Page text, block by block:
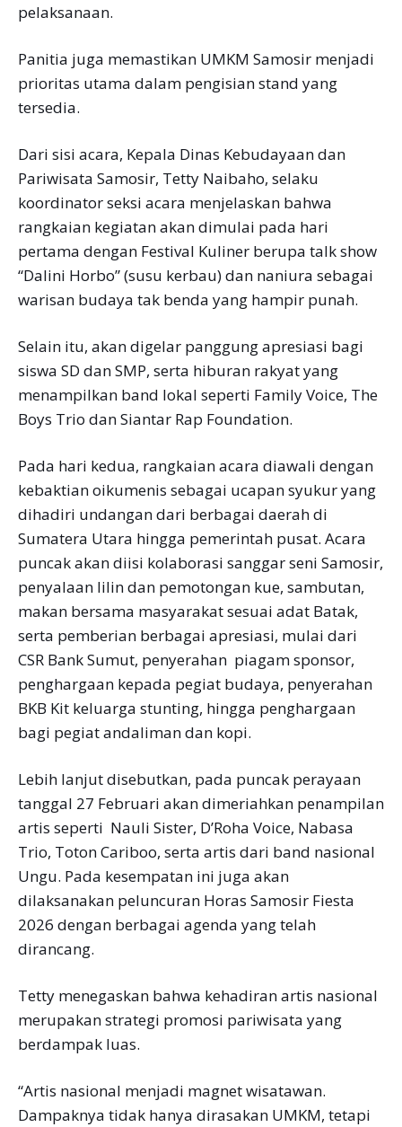
pelaksanaan.
Panitia juga memastikan UMKM Samosir menjadi
prioritas utama dalam pengisian stand yang
tersedia.
Dari sisi acara, Kepala Dinas Kebudayaan dan
Pariwisata Samosir, Tetty Naibaho, selaku
koordinator seksi acara menjelaskan bahwa
rangkaian kegiatan akan dimulai pada hari
pertama dengan Festival Kuliner berupa talk show
“Dalini Horbo” (susu kerbau) dan naniura sebagai
warisan budaya tak benda yang hampir punah.
Selain itu, akan digelar panggung apresiasi bagi
siswa SD dan SMP, serta hiburan rakyat yang
menampilkan band lokal seperti Family Voice, The
Boys Trio dan Siantar Rap Foundation.
Pada hari kedua, rangkaian acara diawali dengan
kebaktian oikumenis sebagai ucapan syukur yang
dihadiri undangan dari berbagai daerah di
Sumatera Utara hingga pemerintah pusat. Acara
puncak akan diisi kolaborasi sanggar seni Samosir,
penyalaan lilin dan pemotongan kue, sambutan,
makan bersama masyarakat sesuai adat Batak,
serta pemberian berbagai apresiasi, mulai dari
CSR Bank Sumut, penyerahan piagam sponsor,
penghargaan kepada pegiat budaya, penyerahan
BKB Kit keluarga stunting, hingga penghargaan
bagi pegiat andaliman dan kopi.
Lebih lanjut disebutkan, pada puncak perayaan
tanggal 27 Februari akan dimeriahkan penampilan
artis seperti Nauli Sister, D’Roha Voice, Nabasa
Trio, Toton Cariboo, serta artis dari band nasional
Ungu. Pada kesempatan ini juga akan
dilaksanakan peluncuran Horas Samosir Fiesta
2026 dengan berbagai agenda yang telah
dirancang.
Tetty menegaskan bahwa kehadiran artis nasional
merupakan strategi promosi pariwisata yang
berdampak luas.
“Artis nasional menjadi magnet wisatawan.
Dampaknya tidak hanya dirasakan UMKM, tetapi